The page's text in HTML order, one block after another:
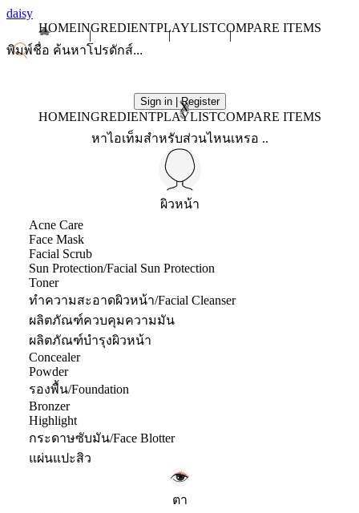
daisy
HOMEINGREDIENTPLAYLISTCOMPARE ITEMS
Sign in | Register
X
HOMEINGREDIENTPLAYLISTCOMPARE ITEMS
หาไอเท็มสำหรับส่วนไหนเหรอ ..
ผิวหน้า
Acne Care
Face Mask
Facial Scrub
Sun Protection/Facial Sun Protection
Toner
ทำความสะอาดผิวหน้า/Facial Cleanser
ผลิตภัณฑ์ควบคุมความมัน
ผลิตภัณฑ์บำรุงผิวหน้า
Concealer
Powder
รองพื้น/Foundation
Bronzer
Highlight
กระดาษซับมัน/Face Blotter
แผ่นแปะสิว
ตา